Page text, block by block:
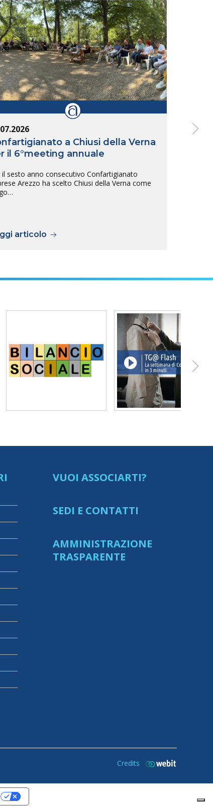
a Chiusi della Verna
il 6°meeting annuale
il sesto anno consecutivo Confartigianato
Arezzo ha scelto Chiusi della Verna come
articolo
VUOI ASSOCIARTI?
SEDI E CONTATTI
AMMINISTRAZIONE
TRASPARENTE
Credits